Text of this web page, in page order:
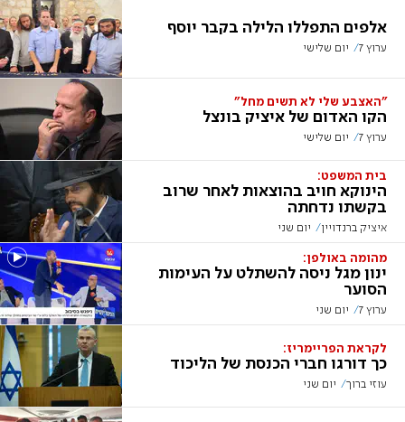
אלפים התפללו הלילה בקבר יוסף
ערוץ 7 יום שלישי
"האצבע שלי לא תשים מחל"
הקו האדום של איציק בונצל
ערוץ 7 יום שלישי
בית המשפט:
הינוקא חויב בהוצאות לאחר שרוב
בקשתו נדחתה
איציק ברנדויין יום שני
מהומה באולפן:
ינון מגל ניסה להשתלט על העימות
הסוער
ערוץ 7 יום שני
לקראת הפריימריז:
כך דורגו חברי הכנסת של הליכוד
עוזי ברוך יום שני